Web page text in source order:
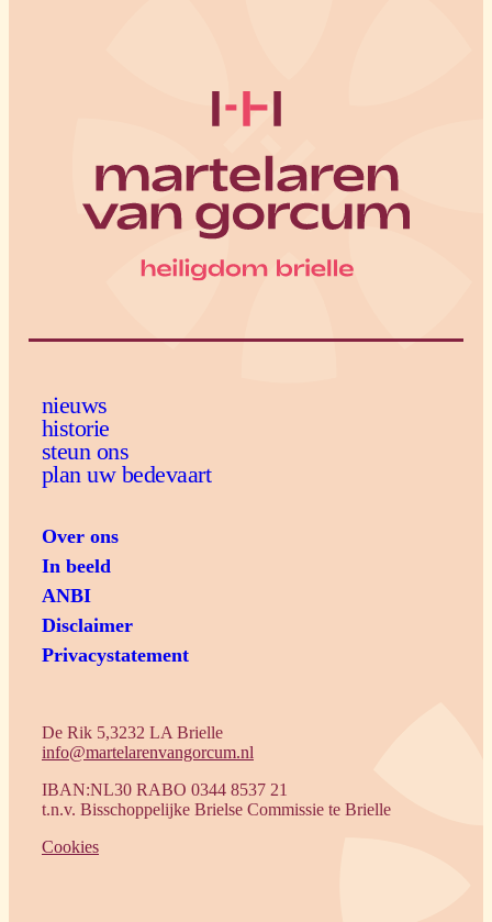
nieuws
historie
steun ons
plan uw bedevaart
Over ons
In beeld
ANBI
Disclaimer
Privacystatement
De Rik 5,3232 LA Brielle
info@martelarenvangorcum.nl
IBAN:NL30 RABO 0344 8537 21
t.n.v. Bisschoppelijke Brielse Commissie te Brielle
Cookies